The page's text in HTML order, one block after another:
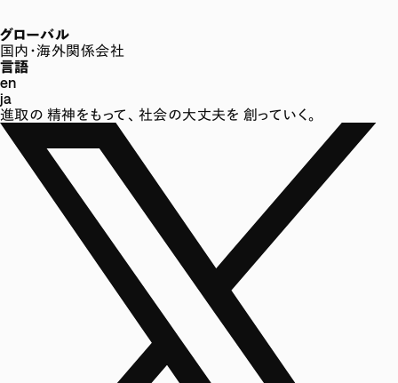
グローバル
国内・海外関係会社
言語
en
ja
進取の 精神をもって、 社会の大丈夫を 創っていく。